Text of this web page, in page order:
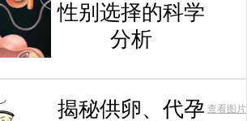
性别选择的科学
分析
揭秘供卵、代孕 查看图片